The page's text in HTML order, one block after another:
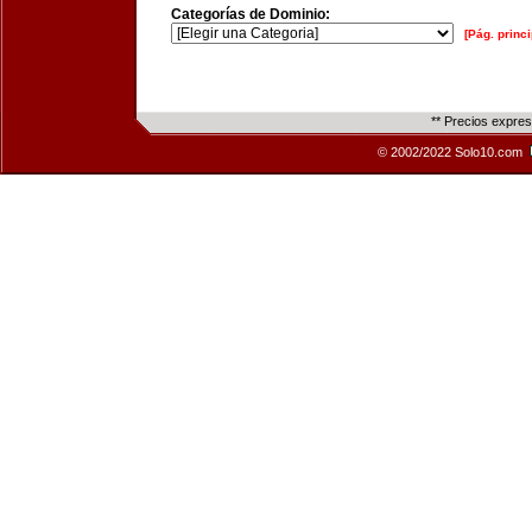
Categorías de Dominio:
[Pág.
** Precios
© 2002/2022 Solo10.com